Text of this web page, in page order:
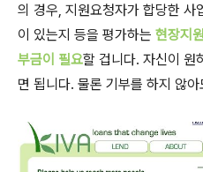
의 경우, 지원요청자가 합당한 사
이 있는지 등을 평가하는 현장지
부금이 필요할 겁니다. 자신이 원
면 됩니다. 물론 기부를 하지 않